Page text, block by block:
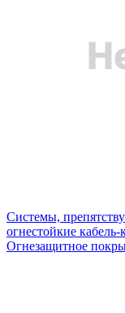
Системы,
огнестойкие
Огнезащитное